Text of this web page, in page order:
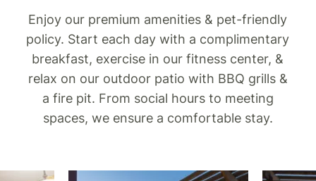
Enjoy our premium amenities & pet-friendly
policy. Start each day with a complimentary
breakfast, exercise in our fitness center, &
relax on our outdoor patio with BBQ grills &
a fire pit. From social hours to meeting
spaces, we ensure a comfortable stay.